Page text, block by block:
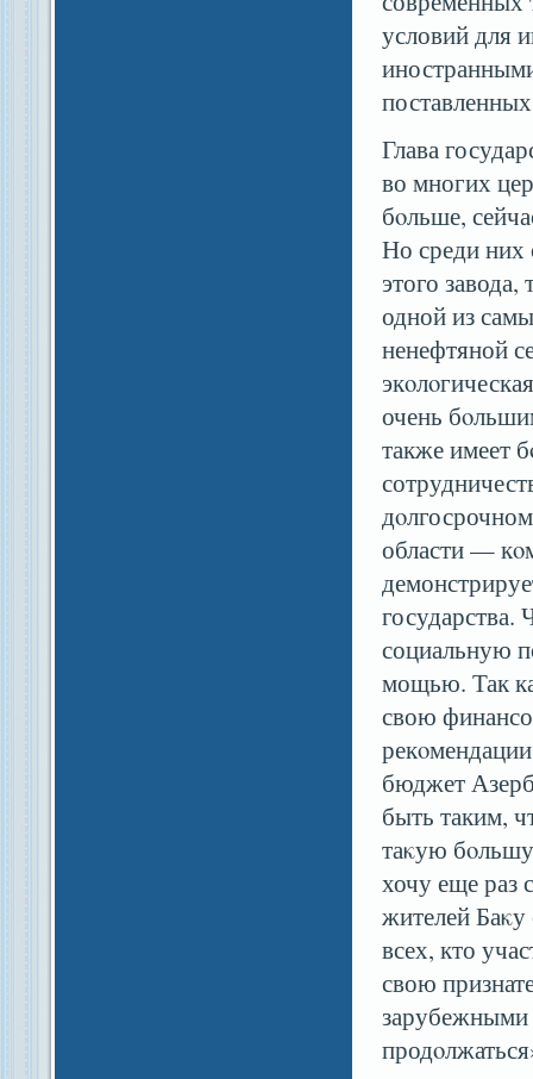
условий для
Глава
во многих
бοльше,
Но среди них
этого
одной из
ненефтяной
очень
также имеет
области —
социальную
мощью. Так
свою
бюджет
быть таким,
таκую
хочу еще раз
жителей
всех, кто
свою
зарубежными